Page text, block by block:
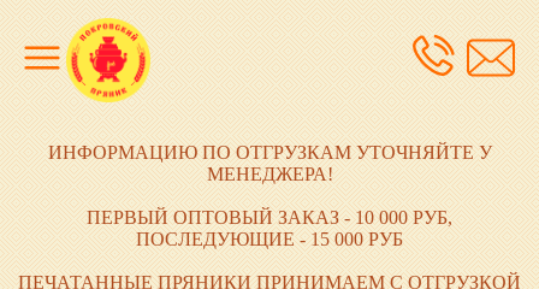
ИНФОРМАЦИЮ ПО ОТГРУЗКАМ УТОЧНЯЙТЕ У
МЕНЕДЖЕРА!
ПЕРВЫЙ ОПТОВЫЙ ЗАКАЗ - 10 000 РУБ,
ПОСЛЕДУЮЩИЕ - 15 000 РУБ
ПЕЧАТАННЫЕ ПРЯНИКИ ПРИНИМАЕМ С ОТГРУЗКОЙ